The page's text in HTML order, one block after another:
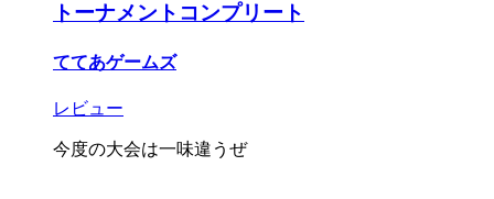
トーナメントコンプリート
ててあゲームズ
レビュー
今度の大会は一味違うぜ